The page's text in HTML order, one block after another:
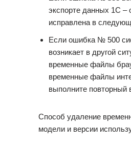
экспорте данных 1С –
исправлена в
Если ошибка № 500
возникает в другой
временные файлы
временные файлы
выполните повторный
Способ удаление
модели и версии